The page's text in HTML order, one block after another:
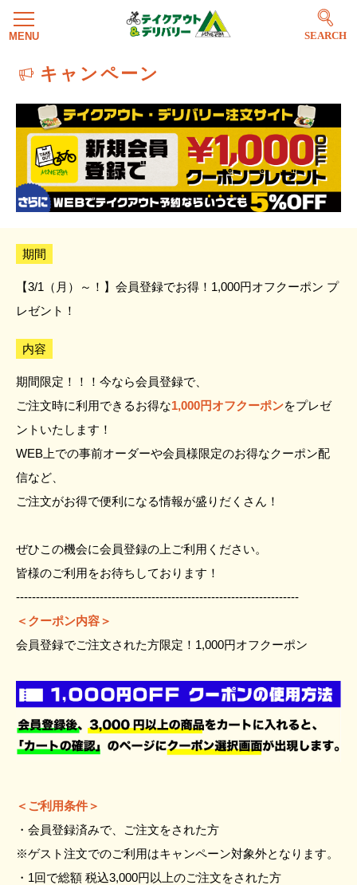
SEARCH
キャンペーン
期間
【3/1（月）～！】会員登録でお得！1,000円オフクーポン プ
レゼント！
内容
期間限定！！！今なら会員登録で、
ご注文時に利用できるお得な1,000円オフクーポンをプレゼ
ントいたします！
WEB上での事前オーダーや会員様限定のお得なクーポン配
信など、
ご注文がお得で便利になる情報が盛りだくさん！
ぜひこの機会に会員登録の上ご利用ください。
皆様のご利用をお待ちしております！
-----------------------------------------------------------------------
＜クーポン内容＞
会員登録でご注文された方限定！1,000円オフクーポン
＜ご利用条件＞
・会員登録済みで、ご注文をされた方
※ゲスト注文でのご利用はキャンペーン対象外となります。
・1回で総額 税込3,000円以上のご注文をされた方